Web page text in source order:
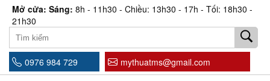
Mở cửa: Sáng: 8h - 11h30 - Chiều: 13h30 - 17h - Tối: 18h30 -
21h30
0976 984 729 mythuatms@gmail.com